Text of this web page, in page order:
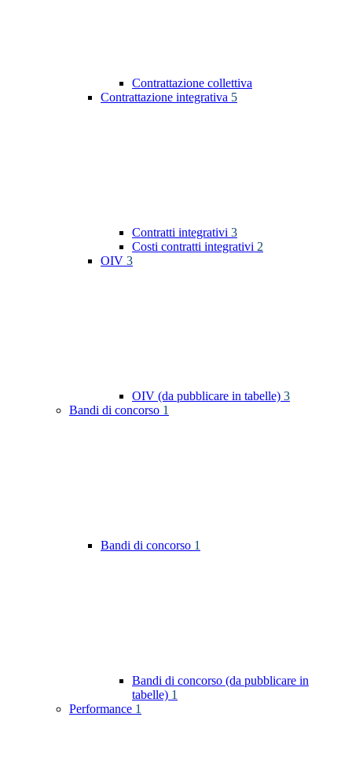
Contrattazione collettiva
Contrattazione integrativa 5
Contratti integrativi 3
Costi contratti integrativi 2
OIV 3
OIV (da pubblicare in tabelle) 3
Bandi di concorso 1
Bandi di concorso 1
Bandi di concorso (da pubblicare in
tabelle) 1
Performance 1